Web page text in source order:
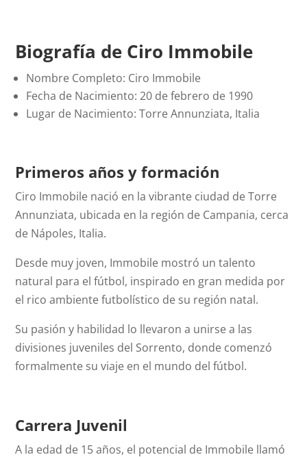
Biografía de Ciro Immobile
Nombre Completo: Ciro Immobile
Fecha de Nacimiento: 20 de febrero de 1990
Lugar de Nacimiento: Torre Annunziata, Italia
Primeros años y formación
Ciro Immobile nació en la vibrante ciudad de Torre
Annunziata, ubicada en la región de Campania, cerca
de Nápoles, Italia.
Desde muy joven, Immobile mostró un talento
natural para el fútbol, inspirado en gran medida por
el rico ambiente futbolístico de su región natal.
Su pasión y habilidad lo llevaron a unirse a las
divisiones juveniles del Sorrento, donde comenzó
formalmente su viaje en el mundo del fútbol.
Carrera Juvenil
A la edad de 15 años, el potencial de Immobile llamó